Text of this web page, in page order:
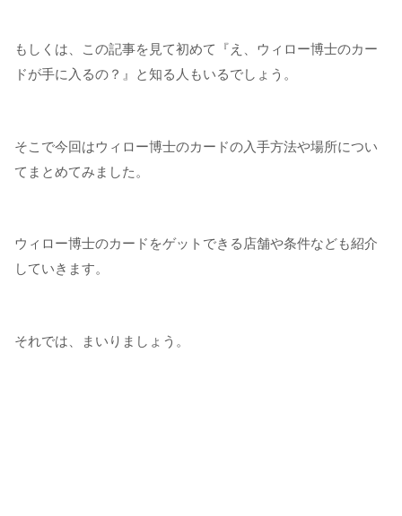
もしくは、この記事を見て初めて『え、ウィロー博士のカー
ドが手に入るの？』と知る人もいるでしょう。
そこで今回はウィロー博士のカードの入手方法や場所につい
てまとめてみました。
ウィロー博士のカードをゲットできる店舗や条件なども紹介
していきます。
それでは、まいりましょう。